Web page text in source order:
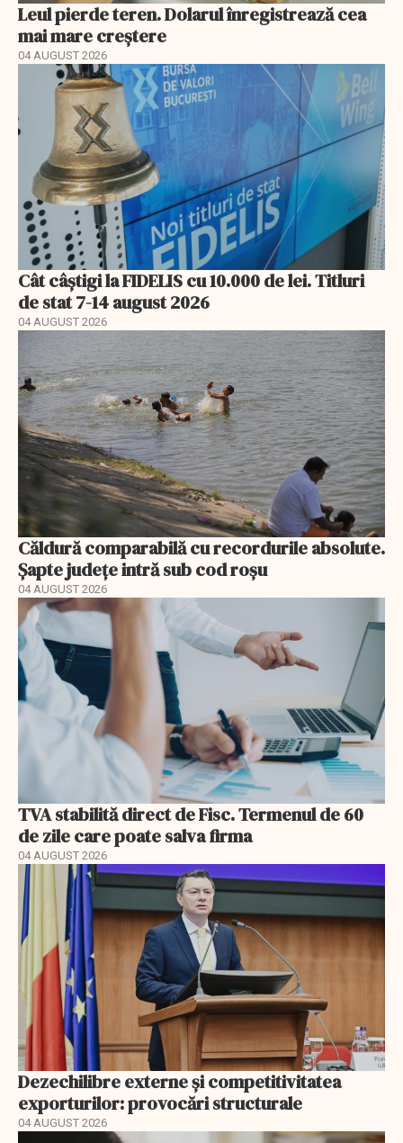
Leul pierde teren. Dolarul înregistrează cea
mai mare creștere
04 AUGUST 2026
Cât câștigi la FIDELIS cu 10.000 de lei. Titluri
de stat 7-14 august 2026
04 AUGUST 2026
Căldură comparabilă cu recordurile absolute.
Șapte județe intră sub cod roșu
04 AUGUST 2026
TVA stabilită direct de Fisc. Termenul de 60
de zile care poate salva firma
04 AUGUST 2026
Dezechilibre externe și competitivitatea
exporturilor: provocări structurale
04 AUGUST 2026